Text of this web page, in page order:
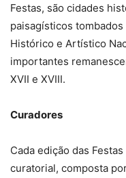
Festas, são cidades
paisagísticos
Histórico e Artístico
importantes
XVII e XVIII.
Curadores
Cada edição das
curatorial, composta